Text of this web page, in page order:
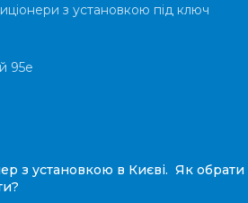
ГАРАНТІЯ
з установкою під ключ
95е
з установкою в Києві. Як обрати